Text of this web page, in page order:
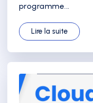
programme...
Lire la suite